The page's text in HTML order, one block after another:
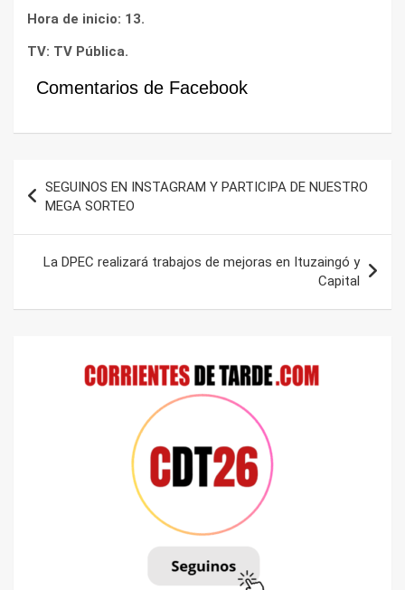
Hora de inicio: 13.
TV: TV Pública.
Comentarios de Facebook
de
entradas
SEGUINOS EN INSTAGRAM Y PARTICIPA DE NUESTRO
MEGA SORTEO
La DPEC realizará trabajos de mejoras en Ituzaingó y
Capital